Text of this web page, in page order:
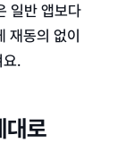
일반 앱보다
재동의 없이
요.
대로